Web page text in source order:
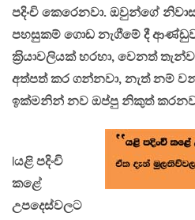
පදිංචි කෙරෙනවා. ඔවුන්ගේ
පහසුකම් ගොඩ නැගීමේ දී
ක‍්‍රියාවලියක් හරහා, වෙනත්
අත්පත් කර ගන්නවා, නැත් නම්
ඉක්මනින් නව ඔප්පු නිකුත්
|යළි පදිංචි
කළේ
උපදෙස්වලට